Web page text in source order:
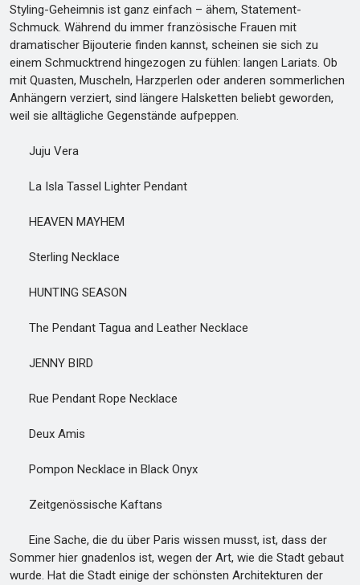
Styling-Geheimnis ist ganz einfach – ähem, Statement-
Schmuck. Während du immer französische Frauen mit
dramatischer Bijouterie finden kannst, scheinen sie sich zu
einem Schmucktrend hingezogen zu fühlen: langen Lariats. Ob
mit Quasten, Muscheln, Harzperlen oder anderen sommerlichen
Anhängern verziert, sind längere Halsketten beliebt geworden,
weil sie alltägliche Gegenstände aufpeppen.
Juju Vera
La Isla Tassel Lighter Pendant
HEAVEN MAYHEM
Sterling Necklace
HUNTING SEASON
The Pendant Tagua and Leather Necklace
JENNY BIRD
Rue Pendant Rope Necklace
Deux Amis
Pompon Necklace in Black Onyx
Zeitgenössische Kaftans
Eine Sache, die du über Paris wissen musst, ist, dass der
Sommer hier gnadenlos ist, wegen der Art, wie die Stadt gebaut
wurde. Hat die Stadt einige der schönsten Architekturen der